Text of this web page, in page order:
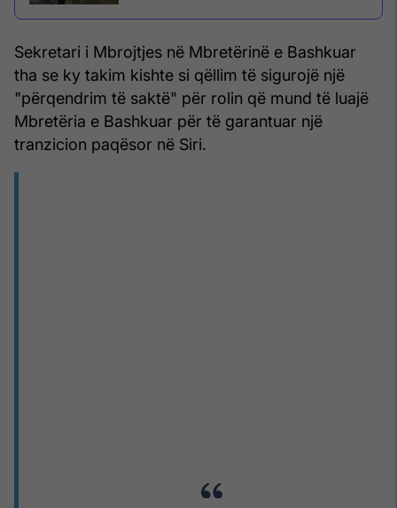
Sekretari i Mbrojtjes në Mbretërinë e Bashkuar
tha se ky takim kishte si qëllim të sigurojë një
"përqendrim të saktë" për rolin që mund të luajë
Mbretëria e Bashkuar për të garantuar një
tranzicion paqësor në Siri.